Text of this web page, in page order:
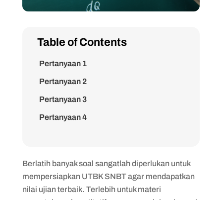
Table of Contents
Pertanyaan 1
Pertanyaan 2
Pertanyaan 3
Pertanyaan 4
Pertanyaan 8
Berlatih banyak soal sangatlah diperlukan untuk
mempersiapkan UTBK SNBT agar mendapatkan
nilai ujian terbaik. Terlebih untuk materi